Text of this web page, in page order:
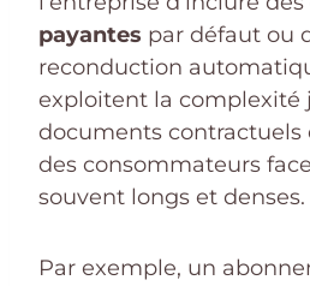
payantes par défaut ou
reconduction
exploitent la complexité
documents contractuels
des consommateurs
souvent longs et denses.
Par exemple, un